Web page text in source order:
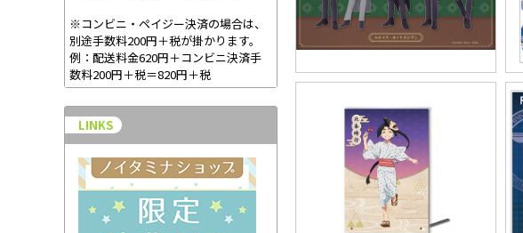
※コンビニ・ペイジー決済の場合は、
別途手数料200円＋税が掛かります。
例：配送料金620円＋コンビニ決済手
数料200円＋税＝820円＋税
LINKS